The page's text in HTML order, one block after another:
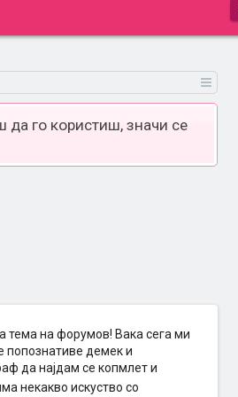
да го користиш, значи се
тема на форумов! Вака сега ми
попознативе демек и
да најдам се копмлет и
некакво искуство со